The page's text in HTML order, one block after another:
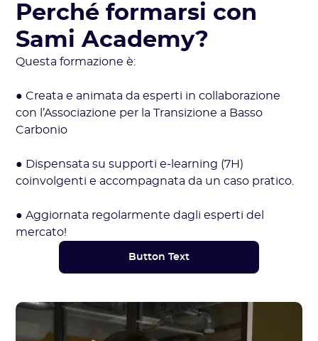
Perché formarsi con
Sami Academy?
Questa formazione è:
● Creata e animata da esperti in collaborazione
con l’Associazione per la Transizione a Basso
Carbonio
● Dispensata su supporti e-learning (7H)
coinvolgenti e accompagnata da un caso pratico.
● Aggiornata regolarmente dagli esperti del
mercato!
Button Text